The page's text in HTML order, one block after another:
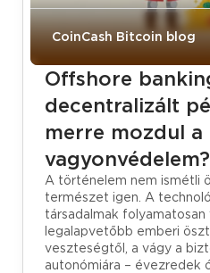
CoinCash Bitcoin blog
Offshore
decentralizált
merre mozdul a
vagyonvédelem?
A történelem nem ismétli
természet igen. A
társadalmak folyamatosan
legalapvetőbb emberi
veszteségtől, a vágy a
autonómiára – évezredek